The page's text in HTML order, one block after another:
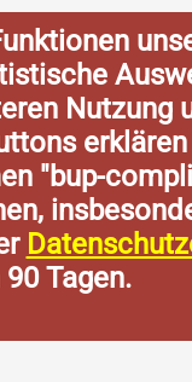
Nutzung
"bup-
Tagen.